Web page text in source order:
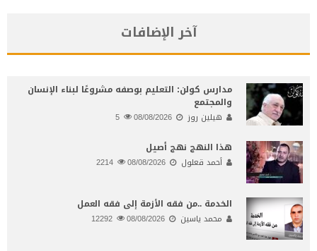
آخر الإضافات
مدارس كولن: التعليم بوصفه مشروعًا لبناء الإنسان
والمجتمع
هيلين روز 08/08/2026
هذا النهج نهج أصيل
أحمد قعلول 08/08/2026
الخدمة ..من فقه الأزمة إلى فقه العمل
محمد ياسين 08/08/2026